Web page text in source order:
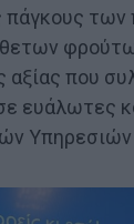
πάγκους
που
ευάλωτες